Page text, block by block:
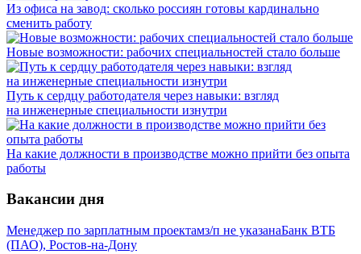
Из офиса на завод: сколько россиян готовы кардинально
сменить работу
Новые возможности: рабочих специальностей стало больше
Путь к сердцу работодателя через навыки: взгляд
на инженерные специальности изнутри
На какие должности в производстве можно прийти без опыта
работы
Вакансии дня
Менеджер по зарплатным проектамз/п не указанаБанк ВТБ
(ПАО), Ростов-на-Дону